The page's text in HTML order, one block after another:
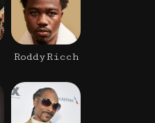
RoddyRicch